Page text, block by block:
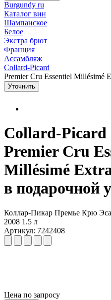
Burgundy ru
Каталог вин
Шампанское
Белое
Экстра брют
Франция
Ассамбляж
Collard-Picard
Premier Cru Essentiel Millésimé
Уточнить
Collard-Picard
Premier Cru
Millésimé
в подарочной
Коллар-Пикар Премье Крю
2008 1.5 л
Артикул: 7242408
Цена по запросу